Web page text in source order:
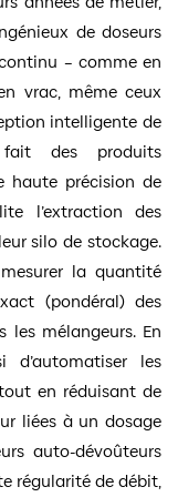
de doseurs
– comme en
vrac, même ceux
intelligente de
fait des produits
haute précision de
l’extraction des
silo de stockage.
la quantité
(pondéral) des
les mélangeurs. En
les
en réduisant de
liées à un dosage
auto-dévoûteurs
régularité de débit,